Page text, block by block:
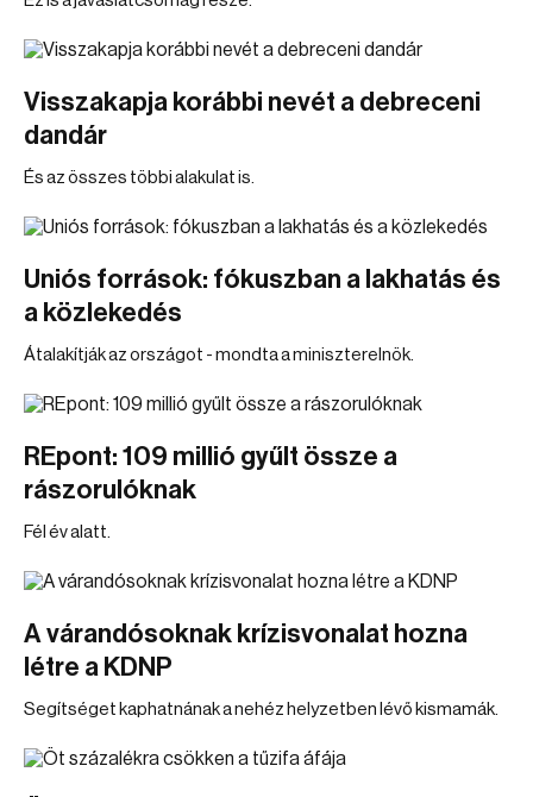
Visszakapja korábbi nevét a debreceni
dandár
És az összes többi alakulat is.
Uniós források: fókuszban a lakhatás és
a közlekedés
Átalakítják az országot - mondta a miniszterelnök.
REpont: 109 millió gyűlt össze a
rászorulóknak
Fél év alatt.
A várandósoknak krízisvonalat hozna
létre a KDNP
Segítséget kaphatnának a nehéz helyzetben lévő kismamák.